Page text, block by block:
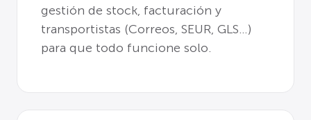
gestión de stock, facturación y
transportistas (Correos, SEUR, GLS…)
para que todo funcione solo.